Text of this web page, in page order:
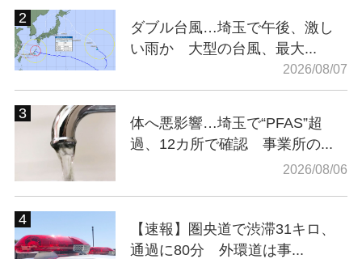
ダブル台風…埼玉で午後、激し
い雨か 大型の台風、最大...
2026/08/07
体へ悪影響…埼玉で“PFAS”超
過、12カ所で確認 事業所の...
2026/08/06
【速報】圏央道で渋滞31キロ、
通過に80分 外環道は事...